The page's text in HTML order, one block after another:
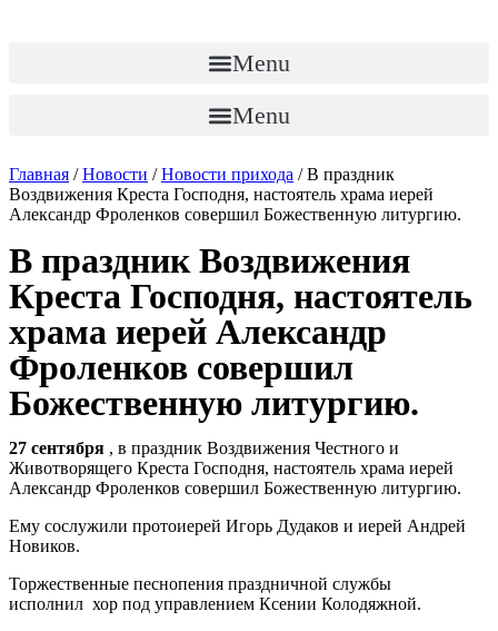
Menu
Menu
Главная /Новости /Новости прихода /В праздник
Воздвижения Креста Господня, настоятель храма иерей
Александр Фроленков совершил Божественную литургию.
В праздник Воздвижения
Креста Господня, настоятель
храма иерей Александр
Фроленков совершил
Божественную литургию.
27 сентября , в праздник Воздвижения Честного и
Животворящего Креста Господня, настоятель храма иерей
Александр Фроленков совершил Божественную литургию.
Ему сослужили протоиерей Игорь Дудаков и иерей Андрей
Новиков.
Торжественные песнопения праздничной службы
исполнил хор под управлением Ксении Колодяжной.